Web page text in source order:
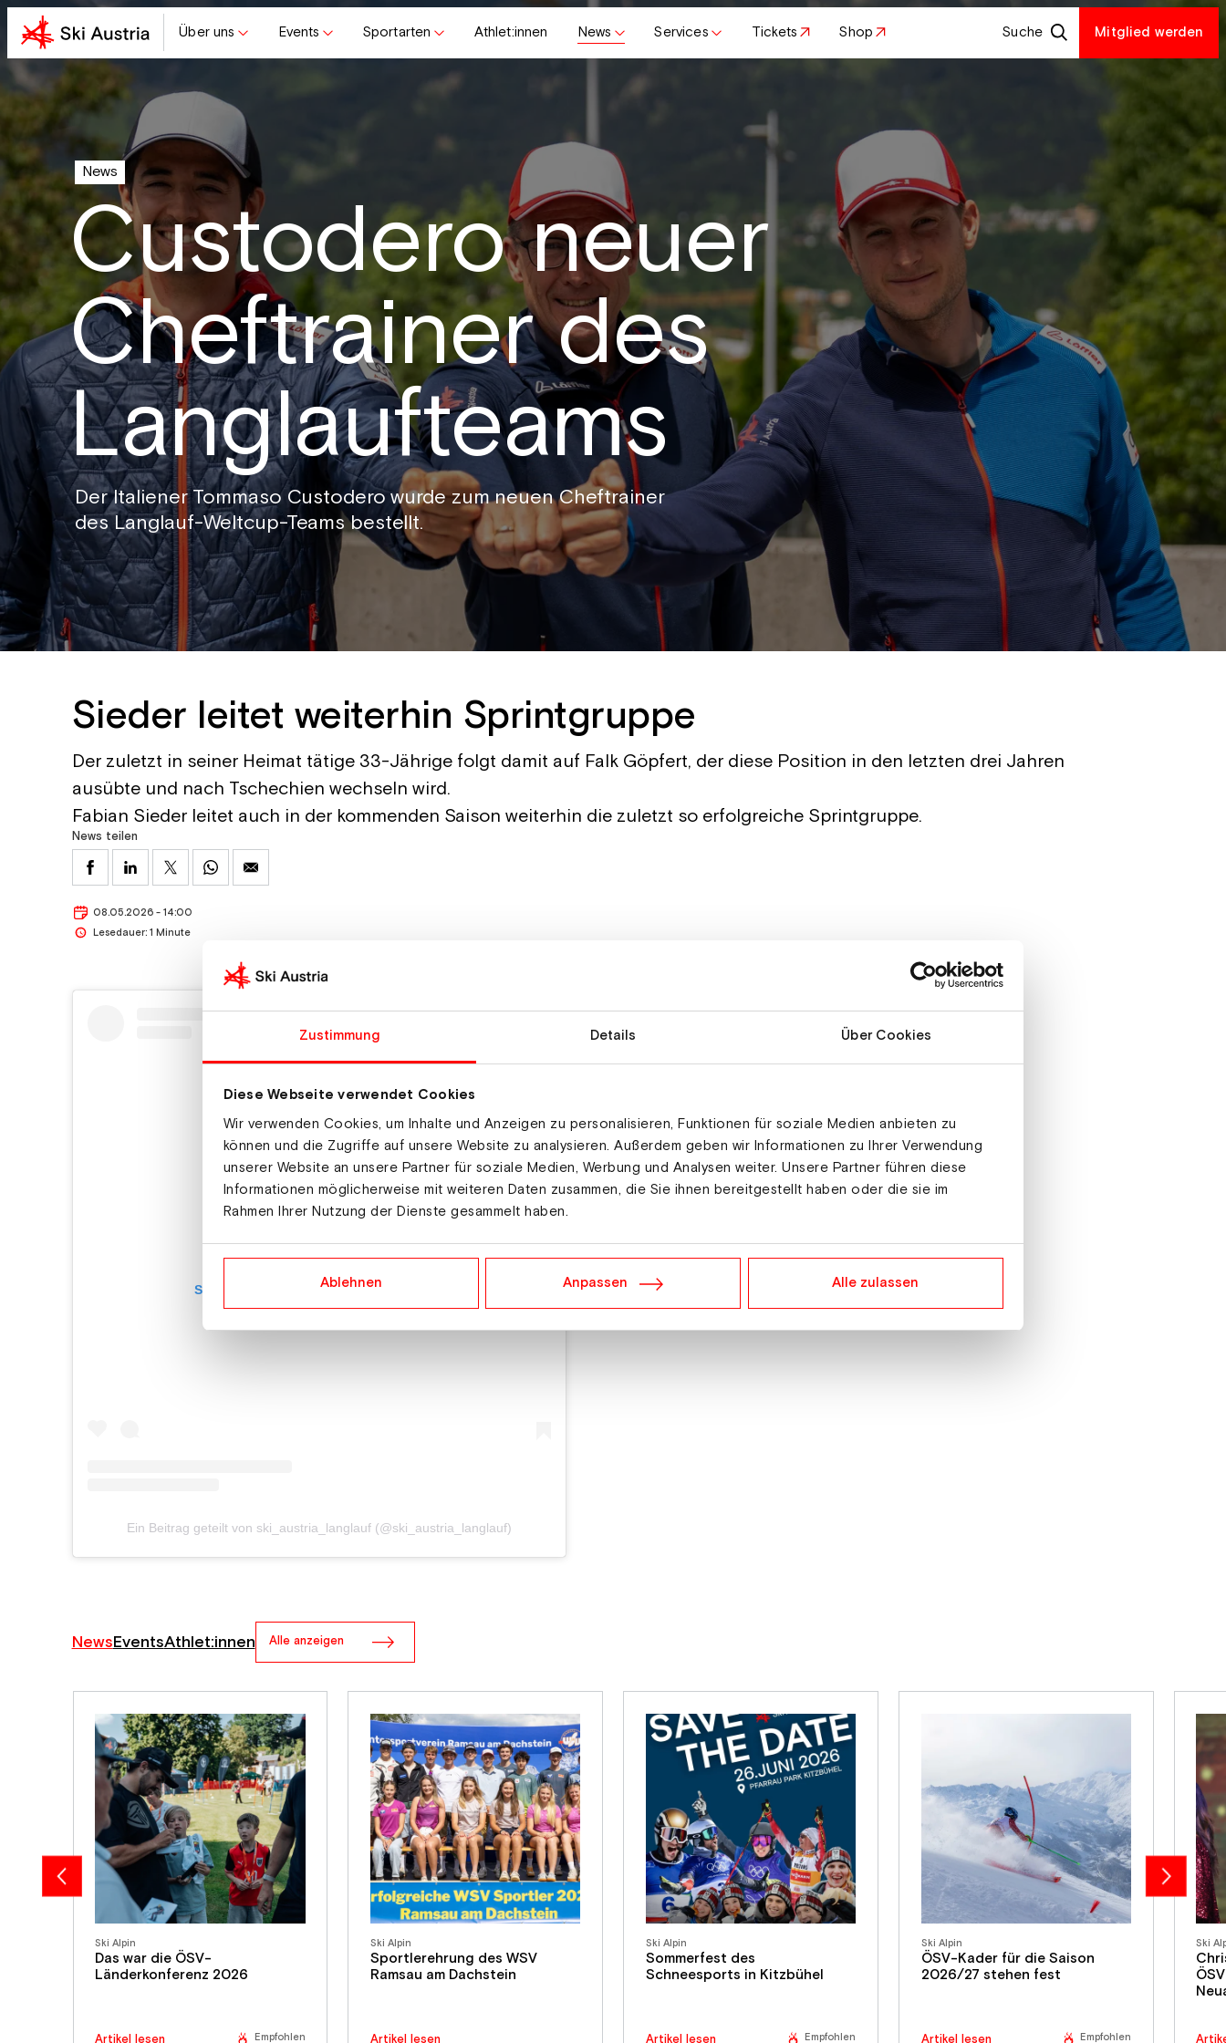
Zustimmung Details Über Cookies
Diese Webseite verwendet Cookies
Wir verwenden Cookies, um Inhalte und Anzeigen zu personalisieren, Funktionen für soziale Medien anbieten zu
können und die Zugriffe auf unsere Website zu analysieren. Außerdem geben wir Informationen zu Ihrer Verwendung
unserer Website an unsere Partner für soziale Medien, Werbung und Analysen weiter. Unsere Partner führen diese
Informationen möglicherweise mit weiteren Daten zusammen, die Sie ihnen bereitgestellt haben oder die sie im
Rahmen Ihrer Nutzung der Dienste gesammelt haben.
Ablehnen Anpassen Alle zulassen
Über uns Events Sportarten Athlet:innen News Services Tickets Shop Suche Mitglied werden
News
Custodero neuer
Cheftrainer des
Langlaufteams
Der Italiener Tommaso Custodero wurde zum neuen Cheftrainer
des Langlauf-Weltcup-Teams bestellt.
Sieder leitet weiterhin Sprintgruppe
Der zuletzt in seiner Heimat tätige 33-Jährige folgt damit auf Falk Göpfert, der diese Position in den letzten drei Jahren
ausübte und nach Tschechien wechseln wird.
Fabian Sieder leitet auch in der kommenden Saison weiterhin die zuletzt so erfolgreiche Sprintgruppe.
News teilen
08.05.2026 - 14:00
Lesedauer: 1 Minute
Sieh dir diesen Beitrag auf Instagram an
Ein Beitrag geteilt von ski_austria_langlauf (@ski_austria_langlauf)
NewsEventsAthlet:innen Alle anzeigen
Ski Alpin
Das war die ÖSV-
Länderkonferenz 2026
Artikel lesen Empfohlen
Ski Alpin
Sportlerehrung des WSV
Ramsau am Dachstein
Ski Alpin
Sommerfest des
Schneesports in Kitzbühel
Artikel lesen Empfohlen
Ski Alpin
ÖSV-Kader für die Saison
2026/27 stehen fest
Artikel lesen Empfohlen
Ski